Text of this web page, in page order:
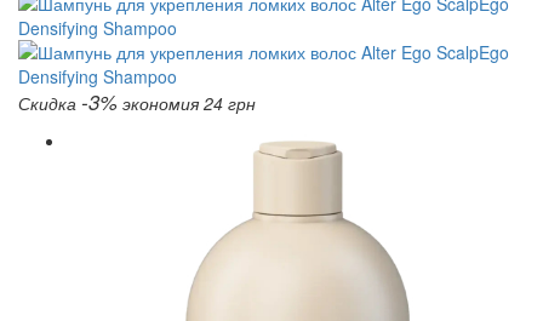
Скидка -3% экономия 24 грн